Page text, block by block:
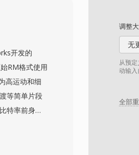
调整
无
从预
动输入
全部
的衰落和
开发的
RM格式使用
高运动和细
等简单片段
特率前身提
和东南亚市